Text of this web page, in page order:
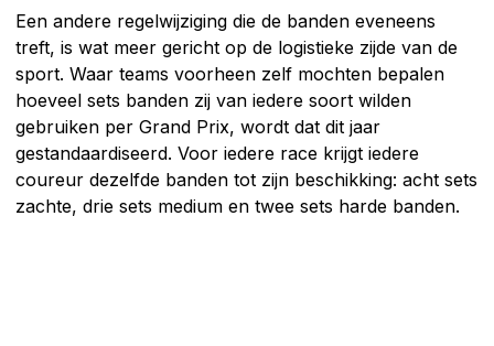
Een andere regelwijziging die de banden eveneens
treft, is wat meer gericht op de logistieke zijde van de
sport. Waar teams voorheen zelf mochten bepalen
hoeveel sets banden zij van iedere soort wilden
gebruiken per Grand Prix, wordt dat dit jaar
gestandaardiseerd. Voor iedere race krijgt iedere
coureur dezelfde banden tot zijn beschikking: acht sets
zachte, drie sets medium en twee sets harde banden.